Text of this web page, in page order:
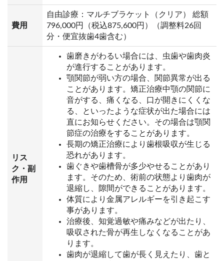
費用
自由診療：マルチブラケット（クリア） 総額
796,000円（税込875,600円）（調整料26回
分・便宜抜歯4歯含む）
リス
ク・副
作用
歯磨きがわるい場合には、虫歯や歯肉炎
が進行することがあります。
顎関節が弱い方の場合、関節異常が出る
ことがあります。矯正治療中顎の関節に
音がする、痛くなる、口が開きにくくな
る、といったような症状が出た場合には
直にお知らせください。その場合は顎関
節症の治療をすることがあります。
長期の矯正治療により歯根吸収が生じる
恐れがあります。
歯ぐきや歯槽骨が多少やせることがあり
ます。そのため、術前の状態より歯肉が
退縮し、隙間ができることがあります。
体質により金属アレルギーを引き起こす
事があります。
治療後、知覚過敏や痛みなどが出たり、
吸収された骨が再生しなくなることがあ
ります。
歯肉が退縮して歯が長く見えたり、歯と